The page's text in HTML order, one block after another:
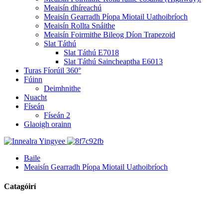
Meaisín dhíreachú
Meaisín Gearradh Píopa Miotail Uathoibríoch
Meaisín Rollta Snáithe
Meaisín Foirmithe Bileog Díon Trapezoid
Slat Táthú
Slat Táthú E7018
Slat Táthú Saincheaptha E6013
Turas Fíorúil 360°
Fúinn
Deimhnithe
Nuacht
Físeán
Físeán 2
Glaoigh orainn
Baile
Meaisín Gearradh Píopa Miotail Uathoibríoch
Catagóirí